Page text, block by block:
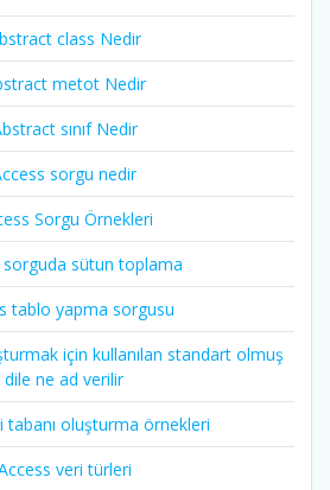
class Nedir
metot Nedir
sınıf Nedir
sorgu nedir
Sorgu Örnekleri
sorguda sütun toplama
tablo yapma sorgusu
için kullanılan standart olmuş
dile ne ad verilir
tabanı oluşturma örnekleri
veri türleri